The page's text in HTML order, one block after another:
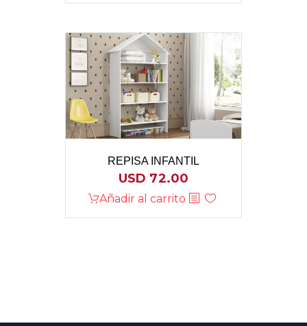
REPISA INFANTIL
USD 72.00
Añadir al carrito